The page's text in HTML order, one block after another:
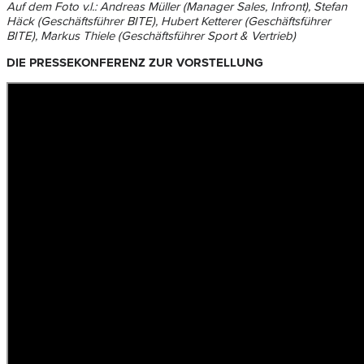
Auf dem Foto v.l.: Andreas Müller (Manager Sales, Infront), Stefan
Häck (Geschäftsführer BITE), Hubert Ketterer (Geschäftsführer
BITE), Markus Thiele (Geschäftsführer Sport & Vertrieb)
DIE PRESSEKONFERENZ ZUR VORSTELLUNG